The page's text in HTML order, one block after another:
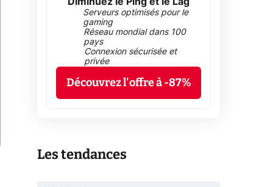
Diminuez le Ping et le Lag
Serveurs optimisés pour le
gaming
Réseau mondial dans 100
pays
Connexion sécurisée et
privée
Découvrez l'offre à -87%
Les tendances